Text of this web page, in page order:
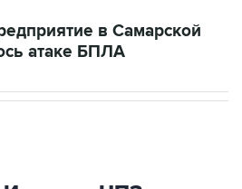
в Самарской
атаке БПЛА